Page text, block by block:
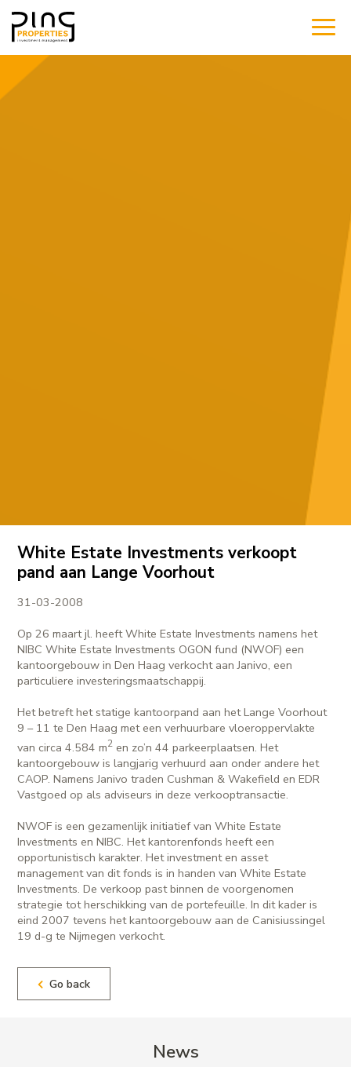
White Estate Investments verkoopt
pand aan Lange Voorhout
31-03-2008
Op 26 maart jl. heeft White Estate Investments namens het
NIBC White Estate Investments OGON fund (NWOF) een
kantoorgebouw in Den Haag verkocht aan Janivo, een
particuliere investeringsmaatschappij.
Het betreft het statige kantoorpand aan het Lange Voorhout
9 – 11 te Den Haag met een verhuurbare vloeroppervlakte
van circa 4.584 m2 en zo’n 44 parkeerplaatsen. Het
kantoorgebouw is langjarig verhuurd aan onder andere het
CAOP. Namens Janivo traden Cushman & Wakefield en EDR
Vastgoed op als adviseurs in deze verkooptransactie.
NWOF is een gezamenlijk initiatief van White Estate
Investments en NIBC. Het kantorenfonds heeft een
opportunistisch karakter. Het investment en asset
management van dit fonds is in handen van White Estate
Investments. De verkoop past binnen de voorgenomen
strategie tot herschikking van de portefeuille. In dit kader is
eind 2007 tevens het kantoorgebouw aan de Canisiussingel
19 d-g te Nijmegen verkocht.
Go back
News